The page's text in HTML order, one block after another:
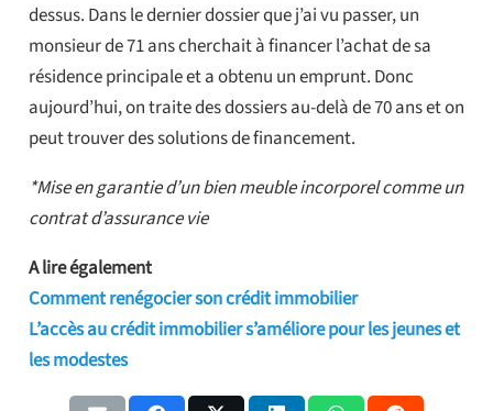
dessus. Dans le dernier dossier que j’ai vu passer, un
monsieur de 71 ans cherchait à financer l’achat de sa
résidence principale et a obtenu un emprunt. Donc
aujourd’hui, on traite des dossiers au-delà de 70 ans et on
peut trouver des solutions de financement.
*Mise en garantie d’un bien meuble incorporel comme un
contrat d’assurance vie
A lire également
Comment renégocier son crédit immobilier
L’accès au crédit immobilier s’améliore pour les jeunes et
les modestes